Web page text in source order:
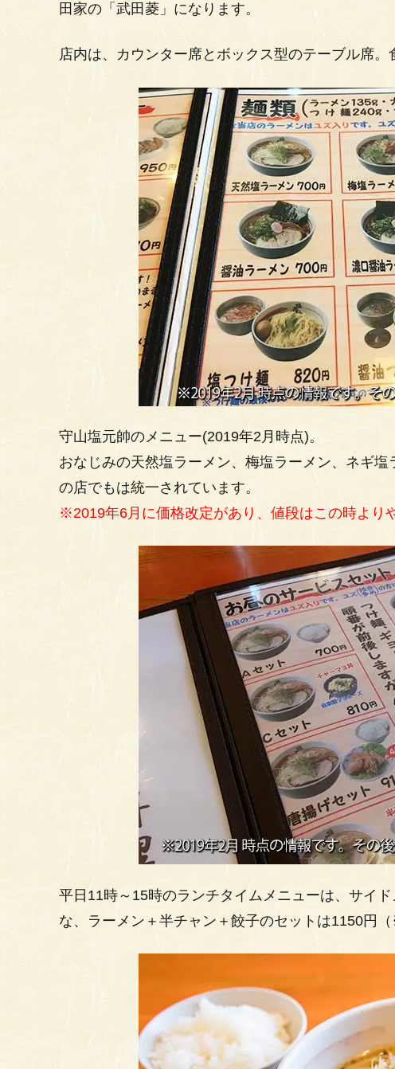
田家の「武田菱」になります。
店内は、カウンター席とボックス型のテーブル席。
守山塩元帥のメニュー(2019年2月時点)。
おなじみの天然塩ラーメン、梅塩ラーメン、ネギ
の店でもは統一されています。
※2019年6月に価格改定があり、値段はこの時より
平日11時～15時のランチタイムメニューは、サイ
な、ラーメン＋半チャン＋餃子のセットは1150円